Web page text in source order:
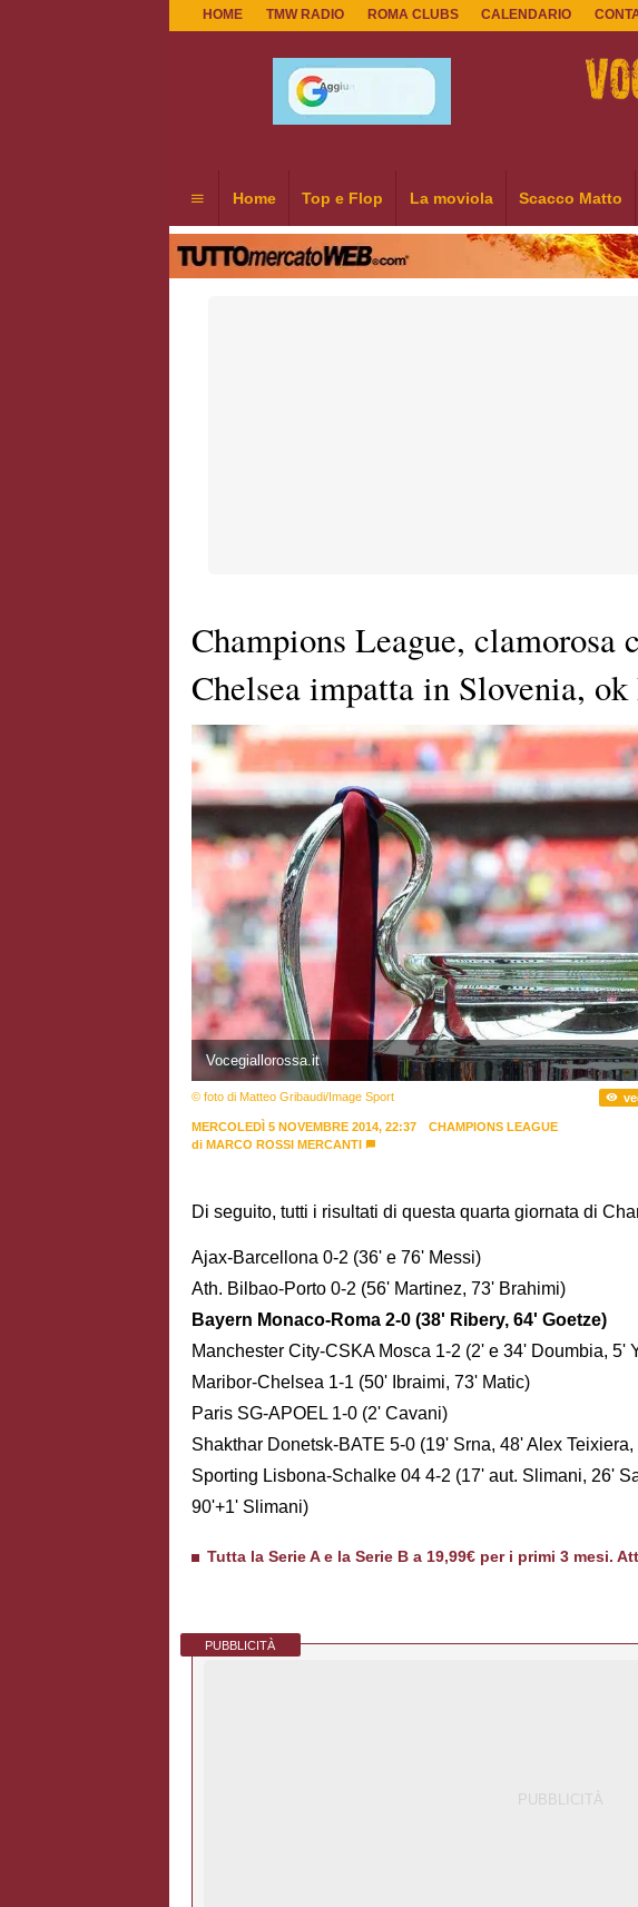
HOME TMW RADIO ROMA CLUBS CALENDARIO
Home Top e Flop La moviola Scacco Matto
Champions League, clamorosa
Chelsea impatta in Slovenia,
Vocegiallorossa.it
© foto di Matteo Gribaudi/Image Sport
MERCOLEDÌ 5 NOVEMBRE 2014, 22:37
CHAMPIONS LEAGUE
di MARCO ROSSI MERCANTI
Di seguito, tutti i risultati di questa quarta giornata di
Ajax-Barcellona 0-2 (36' e 76' Messi)
Ath. Bilbao-Porto 0-2 (56' Martinez, 73' Brahimi)
Bayern Monaco-Roma 2-0 (38' Ribery, 64' Goetze)
Manchester City-CSKA Mosca 1-2 (2' e 34' Doumbia, 5'
Maribor-Chelsea 1-1 (50' Ibraimi, 73' Matic)
Paris SG-APOEL 1-0 (2' Cavani)
Shakthar Donetsk-BATE 5-0 (19' Srna, 48' Alex
Sporting Lisbona-Schalke 04 4-2 (17' aut. Slimani, 26'
90'+1' Slimani)
Tutta la Serie A e la Serie B a 19,99€ per i primi 3 mesi.
PUBBLICITÀ